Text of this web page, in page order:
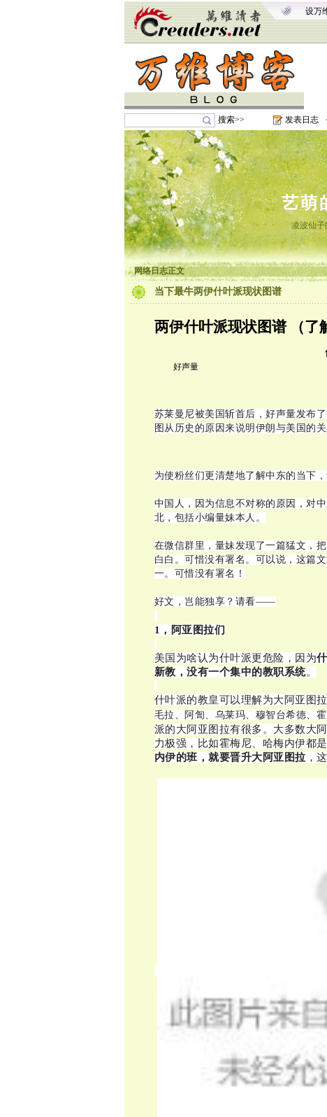
设万
搜索>> 发表日志
艺萌
凌波仙子
网络日志正文
当下最牛两伊什叶派现状图谱
两伊什叶派现状图谱 （了
佚
好声量
苏莱曼尼被美国斩首后，好声量发布
图从历史的原因来说明伊朗与美国的关
为使粉丝们更清楚地了解中东的当下，
中国人，因为信息不对称的原因，对
北，包括小编量妹本人。
在微信群里，量妹发现了一篇猛文，
白白。可惜没有署名。可以说，这篇
一。可惜没有署名！
好文，岂能独享？请看——
1，阿亚图拉们
美国为啥认为什叶派更危险，因为
新教，没有一个集中的教职系统。
什叶派的教皇可以理解为大阿亚图拉
毛拉、阿訇、乌莱玛、穆智台希德、
派的大阿亚图拉有很多。大多数大
力极强，比如霍梅尼、哈梅内伊都是
内伊的班，就要晋升大阿亚图拉 ，